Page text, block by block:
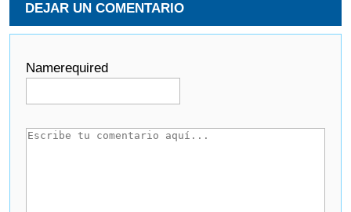
DEJAR UN COMENTARIO
Namerequired